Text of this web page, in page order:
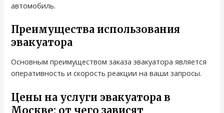
автомобиль.
Преимущества использования
эвакуатора
Основным преимуществом заказа эвакуатора является
оперативность и скорость реакции на ваши запросы.
Цены на услуги эвакуатора в
Москве: от чего зависят